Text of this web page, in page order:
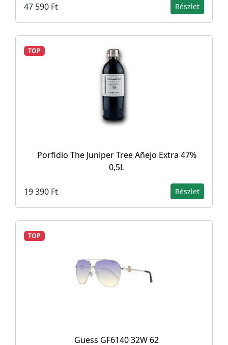
47 590 Ft Részlet
TOP
Porfidio The Juniper Tree Añejo Extra 47%
0,5L
19 390 Ft Részlet
TOP
Guess GF6140 32W 62